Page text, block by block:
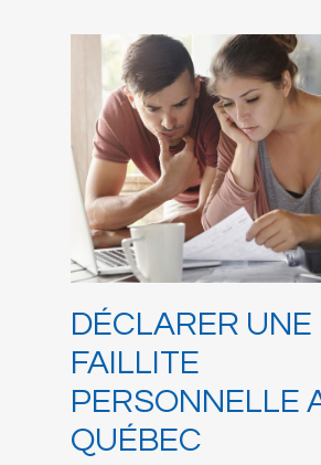
DÉCLARER UNE
FAILLITE
PERSONNELLE
QUÉBEC